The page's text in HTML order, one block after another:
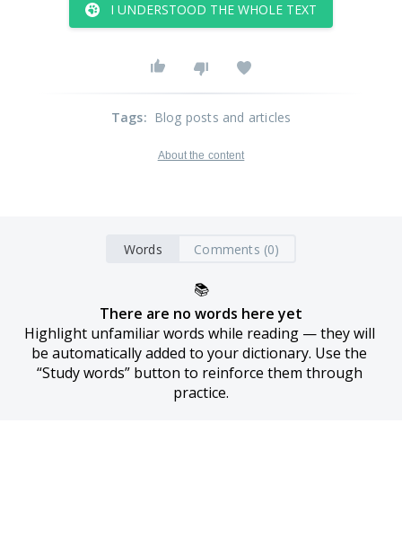
I UNDERSTOOD THE WHOLE TEXT
Tags: Blog posts and articles
About the content
Words Comments (0)
📚
There are no words here yet
Highlight unfamiliar words while reading — they will
be automatically added to your dictionary. Use the
“Study words” button to reinforce them through
practice.